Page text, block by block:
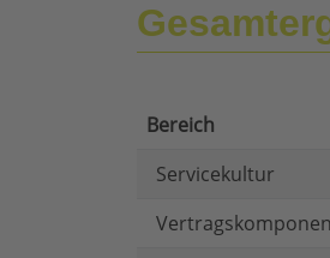
Bereich
Servicekultur